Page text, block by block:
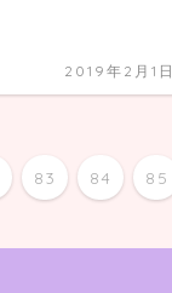
2019年2月1日
83 84 85